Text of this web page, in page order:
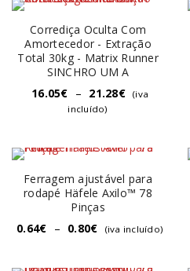
Corrediça Oculta Com
Amortecedor - Extração
Total 30kg - Matrix Runner
SINCHRO UM A
16.05€ – 21.28€
(iva
incluído)
Ferragem ajustável para
rodapé Häfele Axilo™ 78
Pinças
0.64€ – 0.80€ (iva incluído)